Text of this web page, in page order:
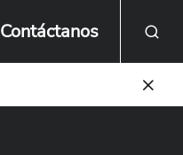
Contáctanos